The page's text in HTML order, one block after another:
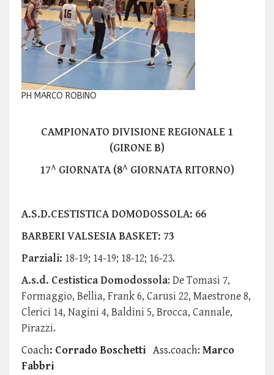
PH MARCO ROBINO
CAMPIONATO DIVISIONE REGIONALE 1
(GIRONE B)
17^ GIORNATA (8^ GIORNATA RITORNO)
A.S.D.CESTISTICA DOMODOSSOLA: 66
BARBERI VALSESIA BASKET: 73
Parziali: 18-19; 14-19; 18-12; 16-23.
A.s.d. Cestistica Domodossola: De Tomasi 7,
Formaggio, Bellia, Frank 6, Carusi 22, Maestrone 8,
Clerici 14, Nagini 4, Baldini 5, Brocca, Cannale,
Pirazzi.
Coach: Corrado Boschetti Ass.coach: Marco
Fabbri